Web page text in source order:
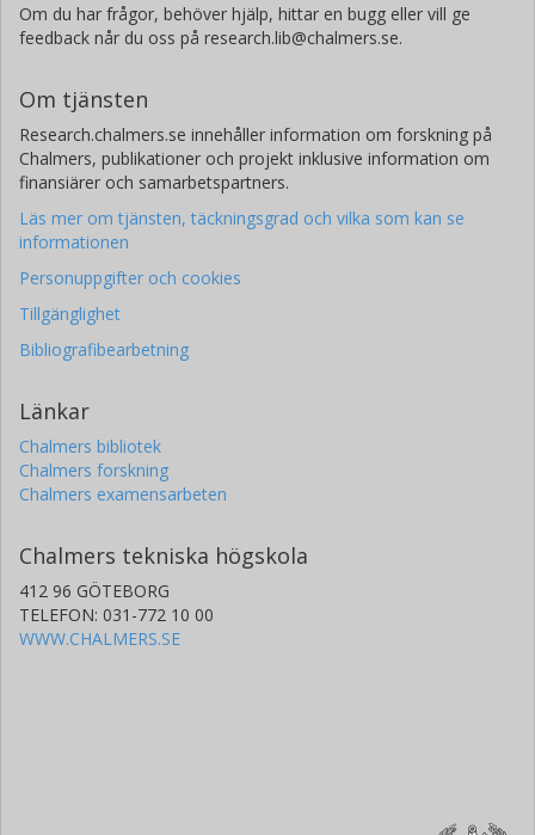
Om du har frågor, behöver hjälp, hittar en bugg eller vill ge
feedback når du oss på research.lib@chalmers.se.
Om tjänsten
Research.chalmers.se innehåller information om forskning på
Chalmers, publikationer och projekt inklusive information om
finansiärer och samarbetspartners.
Läs mer om tjänsten, täckningsgrad och vilka som kan se
informationen
Personuppgifter och cookies
Tillgänglighet
Bibliografibearbetning
Länkar
Chalmers bibliotek
Chalmers forskning
Chalmers examensarbeten
Chalmers tekniska högskola
412 96 GÖTEBORG
TELEFON: 031-772 10 00
WWW.CHALMERS.SE